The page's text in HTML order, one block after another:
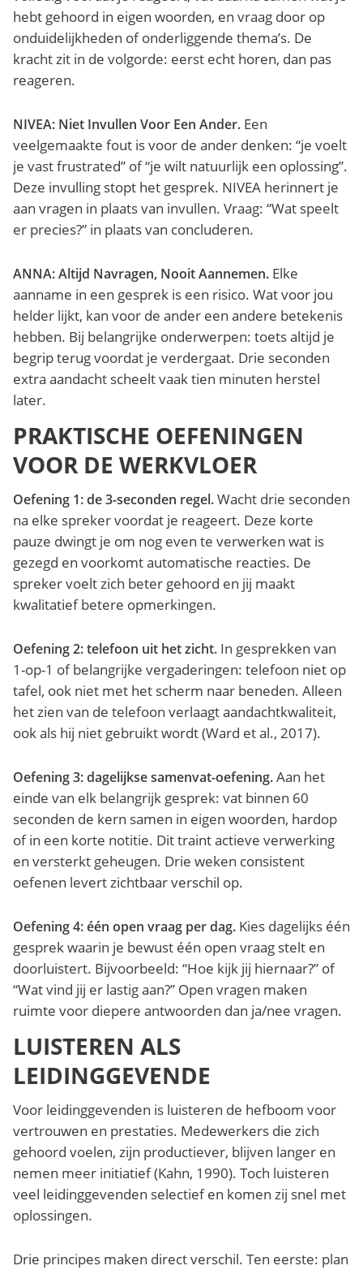
hebt gehoord in eigen woorden, en vraag door op
onduidelijkheden of onderliggende thema’s. De
kracht zit in de volgorde: eerst echt horen, dan pas
reageren.
NIVEA: Niet Invullen Voor Een Ander. Een
veelgemaakte fout is voor de ander denken: “je voelt
je vast frustrated” of “je wilt natuurlijk een oplossing”.
Deze invulling stopt het gesprek. NIVEA herinnert je
aan vragen in plaats van invullen. Vraag: “Wat speelt
er precies?” in plaats van concluderen.
ANNA: Altijd Navragen, Nooit Aannemen. Elke
aanname in een gesprek is een risico. Wat voor jou
helder lijkt, kan voor de ander een andere betekenis
hebben. Bij belangrijke onderwerpen: toets altijd je
begrip terug voordat je verdergaat. Drie seconden
extra aandacht scheelt vaak tien minuten herstel
later.
PRAKTISCHE OEFENINGEN
VOOR DE WERKVLOER
Oefening 1: de 3-seconden regel.Wacht drie seconden
na elke spreker voordat je reageert. Deze korte
pauze dwingt je om nog even te verwerken wat is
gezegd en voorkomt automatische reacties. De
spreker voelt zich beter gehoord en jij maakt
kwalitatief betere opmerkingen.
Oefening 2: telefoon uit het zicht. In gesprekken van
1-op-1 of belangrijke vergaderingen: telefoon niet op
tafel, ook niet met het scherm naar beneden. Alleen
het zien van de telefoon verlaagt aandachtkwaliteit,
ook als hij niet gebruikt wordt (Ward et al., 2017).
Oefening 3: dagelijkse samenvat-oefening.Aan het
einde van elk belangrijk gesprek: vat binnen 60
seconden de kern samen in eigen woorden, hardop
of in een korte notitie. Dit traint actieve verwerking
en versterkt geheugen. Drie weken consistent
oefenen levert zichtbaar verschil op.
Oefening 4: één open vraag per dag. Kies dagelijks één
gesprek waarin je bewust één open vraag stelt en
doorluistert. Bijvoorbeeld: “Hoe kijk jij hiernaar?” of
“Wat vind jij er lastig aan?” Open vragen maken
ruimte voor diepere antwoorden dan ja/nee vragen.
LUISTEREN ALS
LEIDINGGEVENDE
Voor leidinggevenden is luisteren de hefboom voor
vertrouwen en prestaties. Medewerkers die zich
gehoord voelen, zijn productiever, blijven langer en
nemen meer initiatief (Kahn, 1990). Toch luisteren
veel leidinggevenden selectief en komen zij snel met
oplossingen.
Drie principes maken direct verschil. Ten eerste: plan